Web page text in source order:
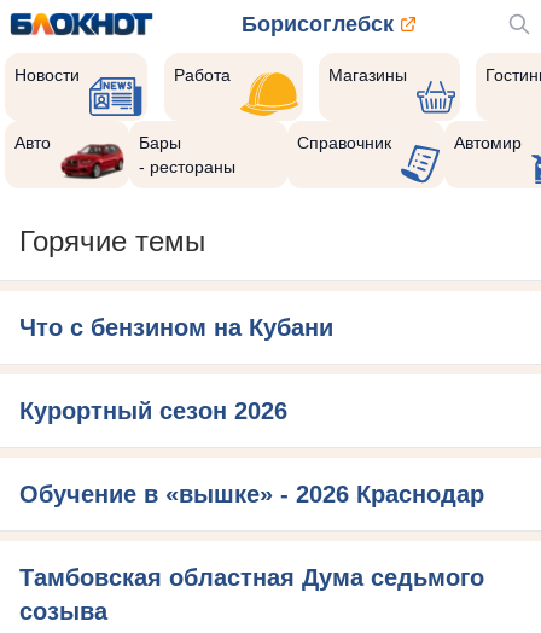
Борисоглебск
Новости Работа Магазины
Авто
Бары
- рестораны
Справочник Автомир
Горячие темы
Что с бензином на Кубани
Курортный сезон 2026
Обучение в «вышке» - 2026 Краснодар
Тамбовская областная Дума седьмого
созыва